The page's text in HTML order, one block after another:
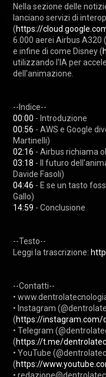
Nella sezione delle
lanciano servizi di
(https://
6.000 aerei Airbus A320 (
e infine di come Disney (
utilizzando l'IA per
dell'animazione.
00:00
00:56 - AWS e Google
02:16
03:18 - Il futuro
04:46 - E se un tasto
14:59 - Conclusione
--Testo--
Leggi la trascrizione:
--Contatti--
•
• Instagram
(https://instagram.com/
• Telegram
(https://t.me/
• YouTube
(https://